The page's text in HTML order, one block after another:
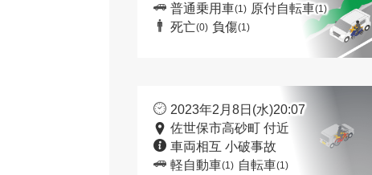
普通乗用車(1) 原付自転車(1)
死亡(0) 負傷(1)
2023年2月8日(水)20:07
佐世保市高砂町 付近
車両相互 小破事故
軽自動車(1) 自転車(1)